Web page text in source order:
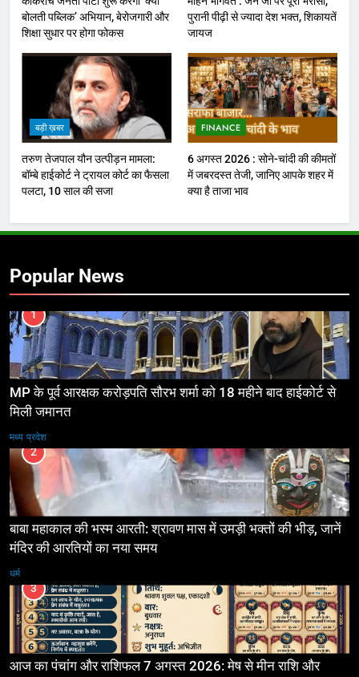
बोलती पब्लिक’ अभियान, बेरोजगारी और
शिक्षा सुधार पर होगा फोकस
पुरानी पीढ़ी से ज्यादा देश भक्त, शिकायतें
जायज
बड़ी ख़बर
तरुण तेजपाल यौन उत्पीड़न मामला:
बॉम्बे हाईकोर्ट ने ट्रायल कोर्ट का फैसला
पलटा, 10 साल की सजा
FINANCE
6 अगस्त 2026 : सोने-चांदी की कीमतों
में जबरदस्त तेजी, जानिए आपके शहर में
क्या है ताजा भाव
Popular News
1
MP के पूर्व आरक्षक करोड़पति सौरभ शर्मा को 18 महीने बाद हाईकोर्ट से
मिली जमानत
मध्य प्रदेश
2
बाबा महाकाल की भस्म आरती: श्रावण मास में उमड़ी भक्तों की भीड़, जानें
मंदिर की आरतियों का नया समय
धर्म
3
आज का पंचांग और राशिफल 7 अगस्त 2026: मेष से मीन राशि और